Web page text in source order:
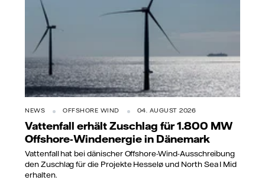
NEWS OFFSHORE WIND 04. AUGUST 2026
Vattenfall erhält Zuschlag für 1.800 MW
Offshore-Windenergie in Dänemark
Vattenfall hat bei dänischer Offshore-Wind-Ausschreibung
den Zuschlag für die Projekte Hesselø und North Sea I Mid
erhalten.